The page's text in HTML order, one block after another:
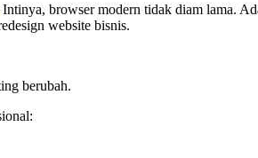
Intinya, browser modern tidak diam lama.
website bisnis.
berubah.